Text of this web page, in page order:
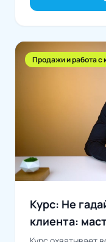
Продажи и работа с
Курс: Не
клиента: